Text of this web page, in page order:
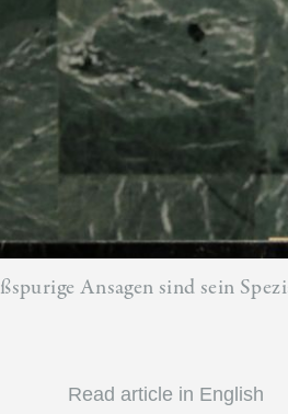
Ansagen sind sein
Read article in English